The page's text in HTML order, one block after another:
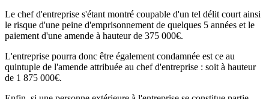
Le chef d'entreprise s'étant montré coupable d'un tel délit court ainsi
le risque d'une peine d'emprisonnement de quelques 5 années et le
paiement d'une amende à hauteur de 375 000€.
L'entreprise pourra donc être également condamnée est ce au
quintuple de l'amende attribuée au chef d'entreprise : soit à hauteur
de 1 875 000€.